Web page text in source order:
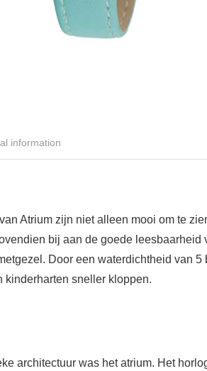
information
Atrium zijn niet alleen mooi om te
bij aan de goede
Door een waterdichtheid van
kinderharten sneller kloppen.
architectuur was het atrium. Het